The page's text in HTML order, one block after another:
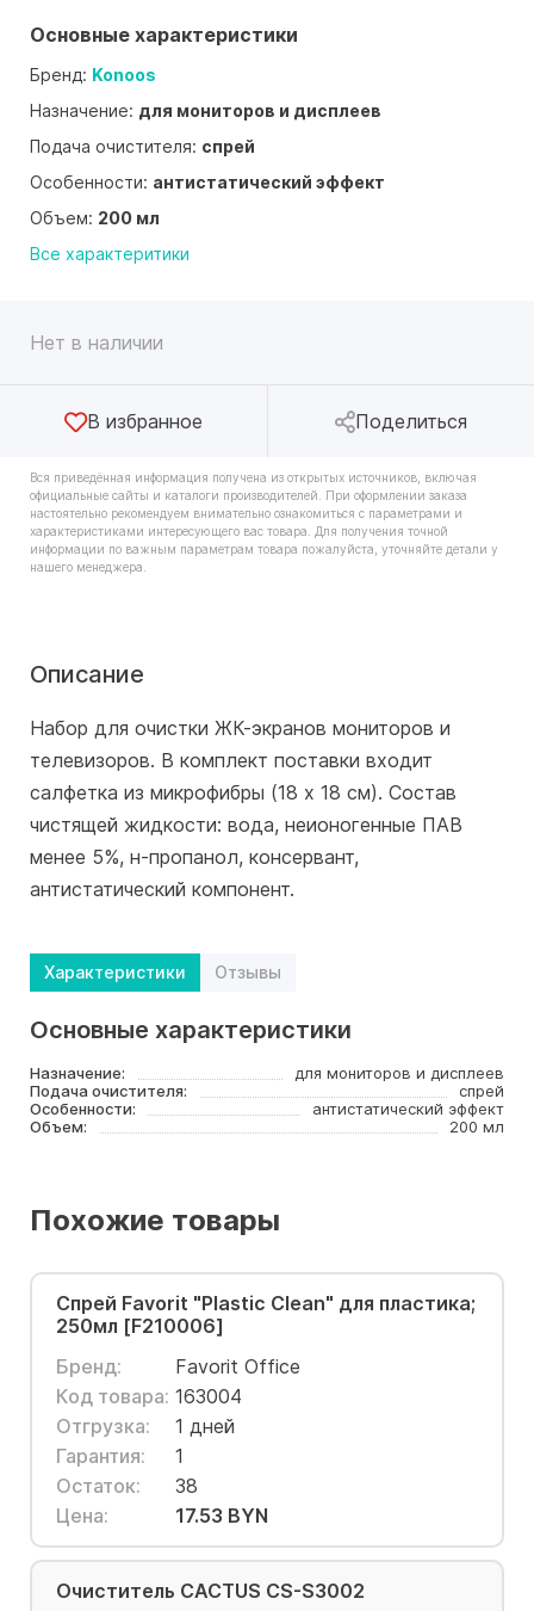
Основные характеристики
Бренд: Konoos
Назначение: для мониторов и дисплеев
Подача очистителя: спрей
Особенности: антистатический эффект
Объем: 200 мл
Все характеритики
Нет в наличии
В избранное Поделиться
Вся приведённая информация получена из открытых источников, включая
официальные сайты и каталоги производителей. При оформлении заказа
настоятельно рекомендуем внимательно ознакомиться с параметрами и
характеристиками интересующего вас товара. Для получения точной
информации по важным параметрам товара пожалуйста, уточняйте детали у
нашего менеджера.
Описание
Набор для очистки ЖК-экранов мониторов и
телевизоров. В комплект поставки входит
салфетка из микрофибры (18 х 18 см). Состав
чистящей жидкости: вода, неионогенные ПАВ
менее 5%, н-пропанол, консервант,
антистатический компонент.
Характеристики Отзывы
Основные характеристики
Назначение:
для мониторов и дисплеев
Подача очистителя:
спрей
Особенности:
антистатический эффект
Объем:
200 мл
Похожие товары
Спрей Favorit "Plastic Clean" для пластика;
250мл [F210006]
Бренд:
Favorit Office
Код товара: 163004
Отгрузка:
1 дней
Гарантия:
1
Остаток:
38
Цена:
17.53 BYN
Очиститель CACTUS CS-S3002